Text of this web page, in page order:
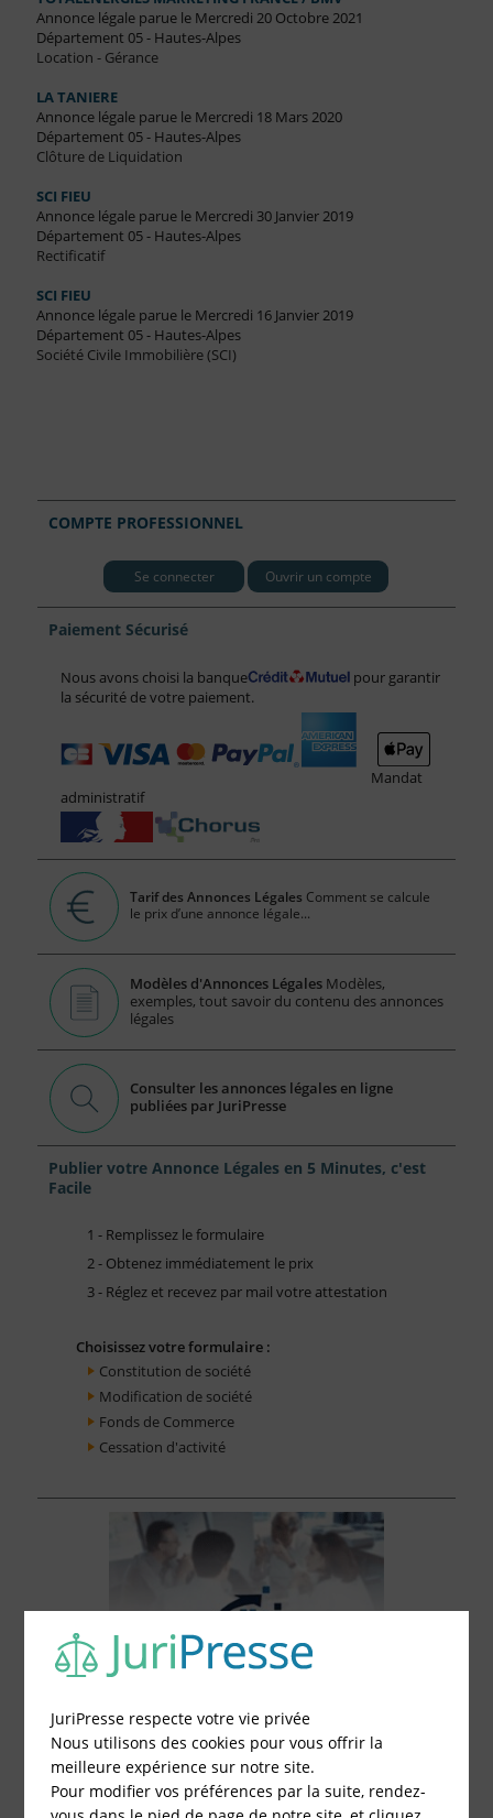
Annonce légale parue le Mercredi 20 Octobre 2021
Département 05 - Hautes-Alpes
Location - Gérance
LA TANIERE
Annonce légale parue le Mercredi 18 Mars 2020
Département 05 - Hautes-Alpes
Clôture de Liquidation
SCI FIEU
Annonce légale parue le Mercredi 30 Janvier 2019
Département 05 - Hautes-Alpes
Rectificatif
SCI FIEU
Annonce légale parue le Mercredi 16 Janvier 2019
Département 05 - Hautes-Alpes
Société Civile Immobilière (SCI)
COMPTE PROFESSIONNEL
Se connecter Ouvrir un compte
Paiement Sécurisé
Nous avons choisi la banque
pour garantir
la sécurité de votre paiement.
Mandat
administratif
Tarif des Annonces Légales Comment se calcule
le prix d’une annonce légale...
Modèles d'Annonces Légales Modèles,
exemples, tout savoir du contenu des annonces
légales
Consulter les annonces légales en ligne
publiées par JuriPresse
Publier votre Annonce Légales en 5 Minutes, c'est
Facile
1 - Remplissez le formulaire
2 - Obtenez immédiatement le prix
3 - Réglez et recevez par mail votre attestation
Choisissez votre formulaire :
Constitution de société
Modification de société
Fonds de Commerce
Cessation d'activité
JuriPresse respecte votre vie privée
Nous utilisons des cookies pour vous offrir la
meilleure expérience sur notre site.
Pour modifier vos préférences par la suite, rendez-